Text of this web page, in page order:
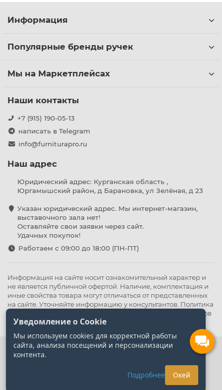
Информация
Популярные бренды ручек
Мы на Маркетплейсах
Наши контакты
+7 (915) 190-05-13
написать в Telegram
info@furniturapro.ru
Наш адрес
Юридический адрес: Курганская область ,
Юргамышский район, д Барановка, ул Зелёная, д 23
Указан юридический адрес. Мы интернет-магазин,
выставочного зала нет!
Оставляйте свои заявки через сайт.
Удачных покупок!
Работаем с 09:00 до 18:00 (ПН-ПТ)
Информация на сайте носит ознакомительный характер и
не является публичной офертой. Наличие, комплектация и
иные свойства товара могут отличаться от представленных
на сайте. Уточняйте информацию у консультантов. Политика
Политика обработки файлов
cookie
Уведомление о Cookie
Мы используем cookies для корректной работы
сайта, анализа посещений и персонализации
контента.
Подробнее Окей